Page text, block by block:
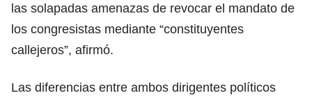
las solapadas amenazas de revocar el mandato de
los congresistas mediante “constituyentes
callejeros”, afirmó.
Las diferencias entre ambos dirigentes políticos